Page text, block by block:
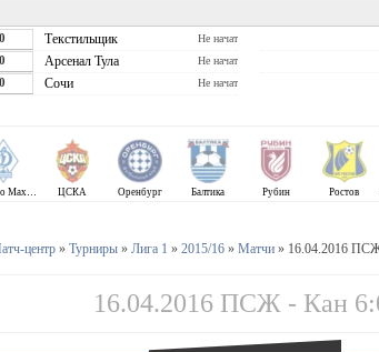
Текстильщик Не начат
Арсенал Тула Не начат
Сочи Не начат
Динамо Махачкала ЦСКА Оренбург Балтика Рубин Ростов
центр» Турниры» Лига 1 » 2015/16» Матчи» 16.04.2016
16.04.2016 ПСЖ - Кан